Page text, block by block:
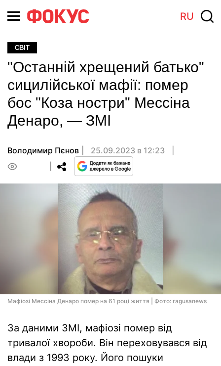
RU
СВІТ
"Останній хрещений батько"
сицилійської мафії: помер
бос "Коза ностри" Мессіна
Денаро, — ЗМІ
Володимир Пєнов
25.09.2023 в 12:23
Мафіозі Мессіна Денаро помер на 61 році життя | Фото: ragusanews
За даними ЗМІ, мафіозі помер від
тривалої хвороби. Він переховувався від
влади з 1993 року. Його пошуки